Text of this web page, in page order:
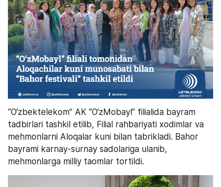
“O‘zbektelekom” AK “O‘zMobayl” filialida bayram
tadbirlari tashkil etilib, Filial rahbariyati xodimlar va
mehmonlarni Aloqalar kuni bilan tabrikladi. Bahor
bayrami karnay-surnay sadolariga ulanib,
mehmonlarga milliy taomlar tortildi.